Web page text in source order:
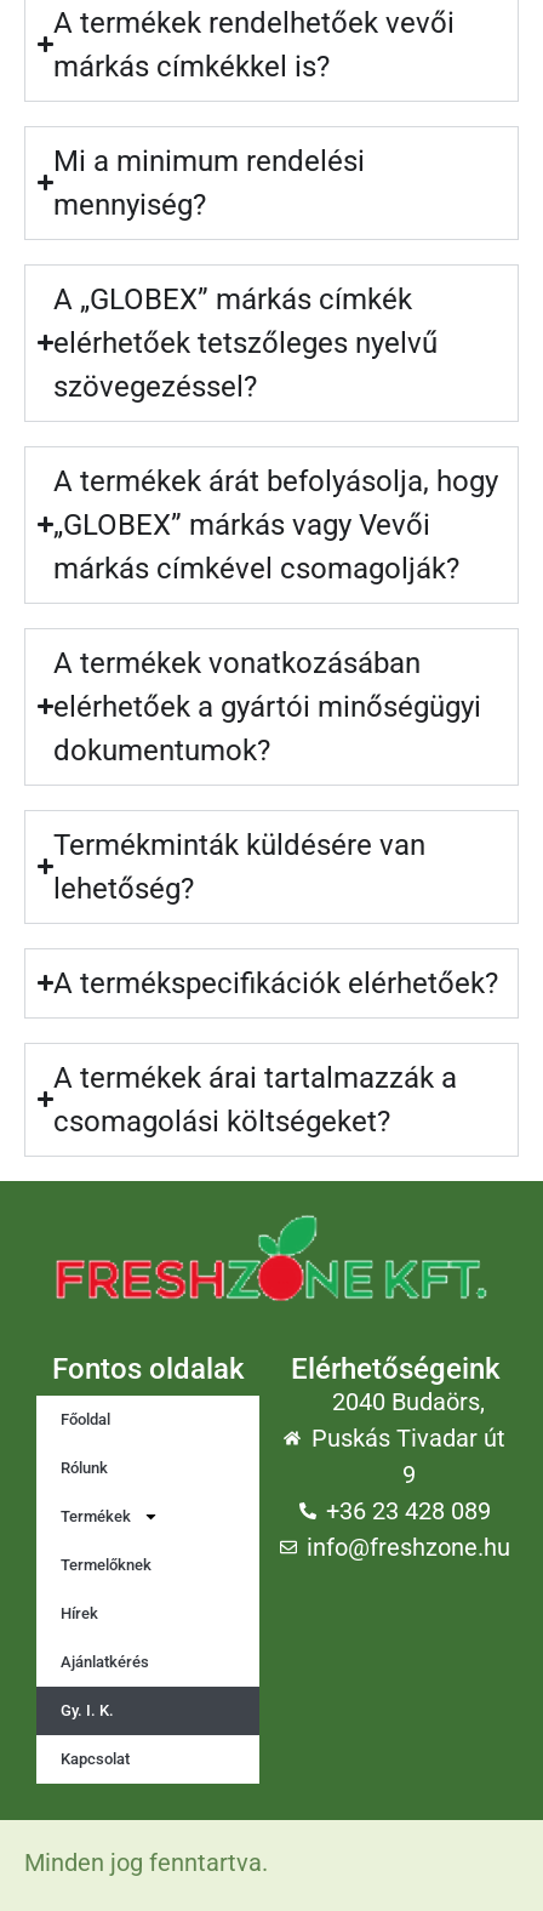
A termékek rendelhetőek vevői
márkás címkékkel is?
Mi a minimum rendelési
mennyiség?
A „GLOBEX” márkás címkék
elérhetőek tetszőleges nyelvű
szövegezéssel?
A termékek árát befolyásolja, hogy
„GLOBEX” márkás vagy Vevői
márkás címkével csomagolják?
A termékek vonatkozásában
elérhetőek a gyártói minőségügyi
dokumentumok?
Termékminták küldésére van
lehetőség?
A termékspecifikációk elérhetőek?
A termékek árai tartalmazzák a
csomagolási költségeket?
Fontos oldalak
Főoldal
Rólunk
Termékek
Termelőknek
Hírek
Ajánlatkérés
Gy. I. K.
Kapcsolat
Elérhetőségeink
2040 Budaörs,
Puskás Tivadar út
9
+36 23 428 089
info@freshzone.hu
Minden jog fenntartva.